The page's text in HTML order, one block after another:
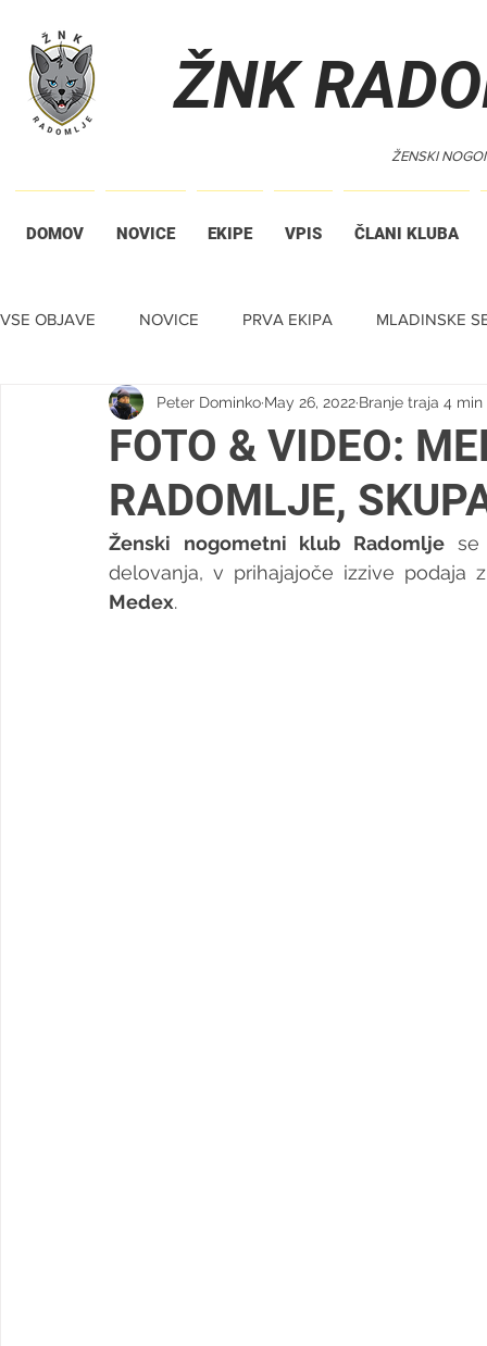
ŽNK
ŽENSKI
DOMOV NOVICE EKIPE VPIS ČLANI KLUBA
VSE OBJAVE NOVICE PRVA EKIPA MLADINSKE
TIHA DRAŽBA
FOTO & VIDEO:
RADOMLJE,
Peter Dominko May 26, 2022 Branje traja 4 min
Ženski nogometni klub Radomlje se
Medex.